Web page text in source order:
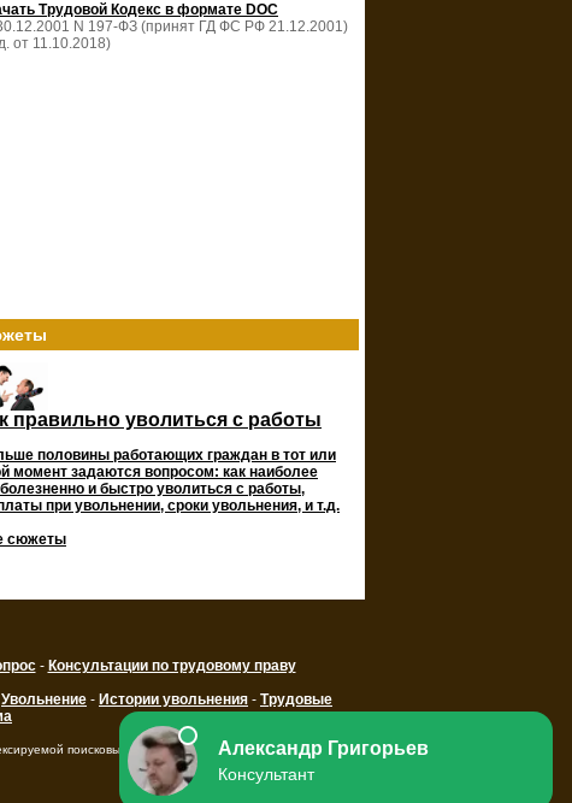
Трудовой Кодекс в формате DOC
N 197-ФЗ (принят ГД ФС РФ 21.12.2001)
от 11.10.2018)
правильно уволиться с работы
половины работающих граждан в тот или
момент задаются вопросом: как наиболее
и быстро уволиться с работы,
при увольнении, сроки увольнения, и т.д.
сюжеты
- Консультации по трудовому праву
Увольнение - Истории увольнения - Трудовые
поисковыми системами ссылки на ресурс.